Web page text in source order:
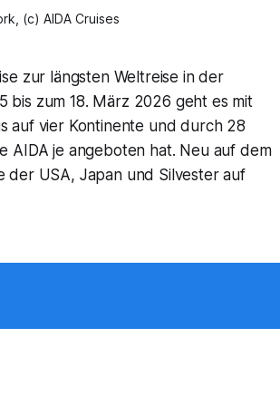
(c) AIDA Cruises
zur längsten Weltreise in der
bis zum 18. März 2026 geht es mit
auf vier Kontinente und durch 28
AIDA je angeboten hat. Neu auf dem
der USA, Japan und Silvester auf